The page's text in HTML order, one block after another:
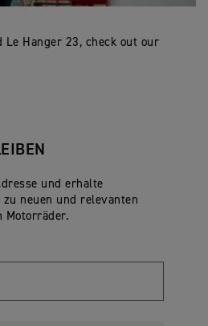
Le Hanger 23, check out our
und erhalte
neuen und relevanten
Motorräder.